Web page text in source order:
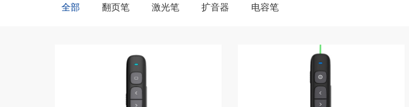
全部 翻页笔 激光笔 扩音器 电容笔